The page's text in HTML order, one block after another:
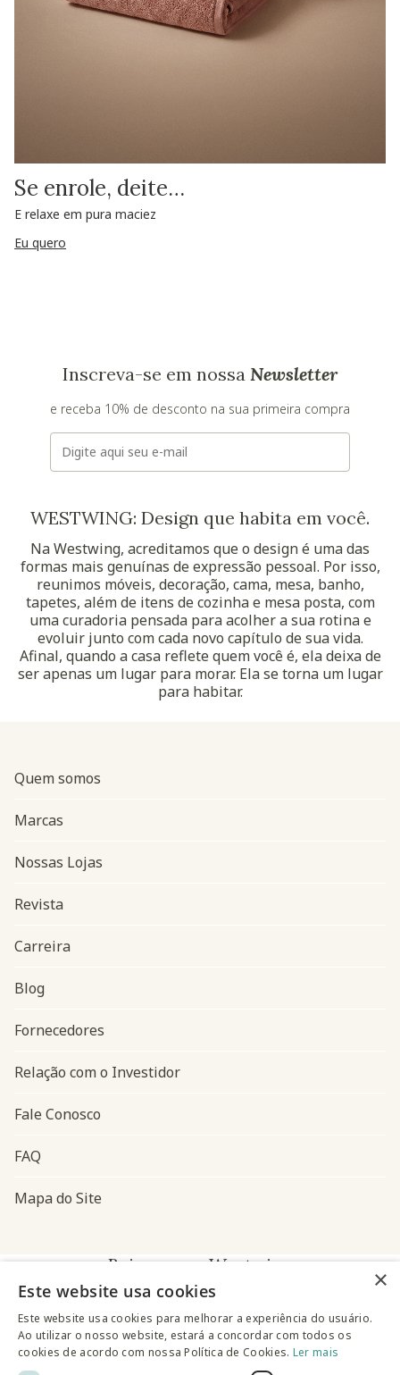
Se enrole, deite…
E relaxe em pura maciez
Eu quero
Inscreva-se em nossa Newsletter
e receba 10% de desconto na sua primeira compra
E-mail
WESTWING: Design que habita em você.
Na Westwing, acreditamos que o design é uma das
formas mais genuínas de expressão pessoal. Por isso,
reunimos móveis, decoração, cama, mesa, banho,
tapetes, além de itens de cozinha e mesa posta, com
uma curadoria pensada para acolher a sua rotina e
evoluir junto com cada novo capítulo de sua vida.
Afinal, quando a casa reflete quem você é, ela deixa de
ser apenas um lugar para morar. Ela se torna um lugar
para habitar.
Navegação do rodapé
Quem somos
Marcas
Nossas Lojas
Revista
Carreira
Blog
Fornecedores
Relação com o Investidor
Fale Conosco
FAQ
Mapa do Site
Baixe o app Westwing
×
Este website usa cookies
Este website usa cookies para melhorar a experiência do usuário.
Ao utilizar o nosso website, estará a concordar com todos os
cookies de acordo com nossa Política de Cookies. Ler mais